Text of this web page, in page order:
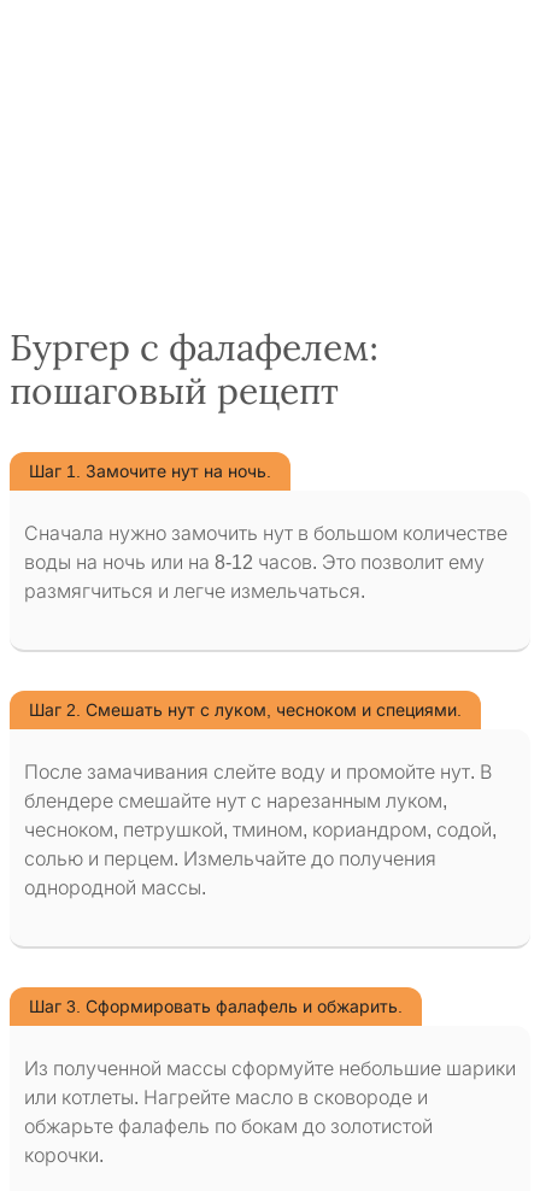
Бургер с фалафелем:
пошаговый рецепт
Шаг 1. Замочите нут на ночь.
Сначала нужно замочить нут в большом количестве
воды на ночь или на 8-12 часов. Это позволит ему
размягчиться и легче измельчаться.
Шаг 2. Смешать нут с луком, чесноком и специями.
После замачивания слейте воду и промойте нут. В
блендере смешайте нут с нарезанным луком,
чесноком, петрушкой, тмином, кориандром, содой,
солью и перцем. Измельчайте до получения
однородной массы.
Шаг 3. Сформировать фалафель и обжарить.
Из полученной массы сформуйте небольшие шарики
или котлеты. Нагрейте масло в сковороде и
обжарьте фалафель по бокам до золотистой
корочки.